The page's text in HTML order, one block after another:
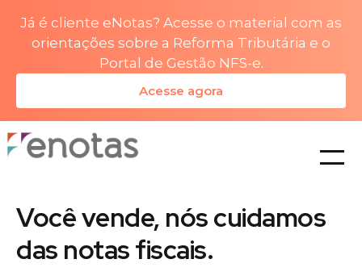
Já é cliente eNotas? Acesse o material com as
orientações sobre a Reforma Tributária e o
Portal de Gestão NFS-e.
Acesse agora
planos
Você vende, nós cuidamos
das notas fiscais.